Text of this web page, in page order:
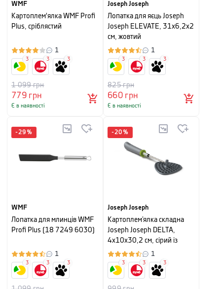
WMF
Картоплем'ялка WMF Profi
Plus, сріблястий
1
779грн
1 099грн
Є в наявності
3 3 3
Joseph Joseph
Лопатка для яєць Joseph
Joseph ELEVATE, 31x6,2x2
см, жовтий
1
660грн
825грн
Є в наявності
3 3 3
-29 %
WMF
Лопатка для млинців WMF
Profi Plus (18 7249 6030)
1
3 3 3
-20 %
Joseph Joseph
Картоплем’ялка складна
Joseph Joseph DELTA,
4x10x30,2 см, сірий із
зеленим
1
3 3 3